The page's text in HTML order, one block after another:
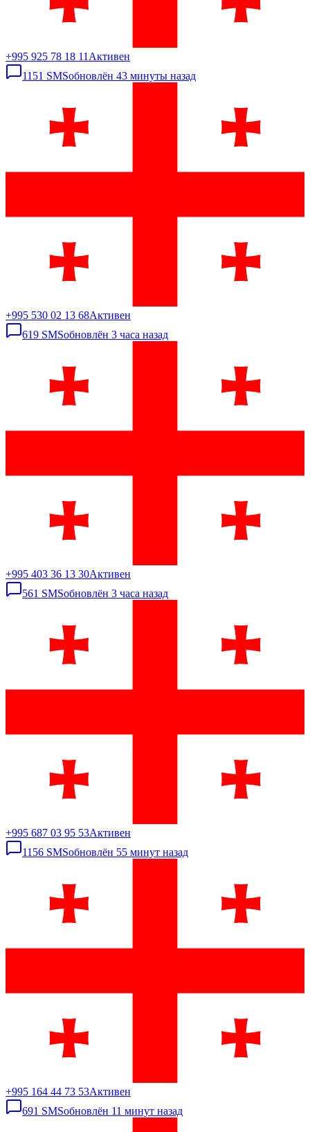
+995 925 78 18 11 Активен
1151 SMSобновлён 43 минуты назад
+995 530 02 13 68Активен
619 SMSобновлён 3 часа назад
+995 403 36 13 30Активен
561 SMSобновлён 3 часа назад
+995 687 03 95 53Активен
1156 SMSобновлён 55 минут назад
+995 164 44 73 53Активен
691 SMSобновлён 11 минут назад